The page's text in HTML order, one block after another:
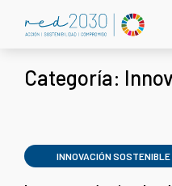
Categoría:
INNOVACIÓN SOSTENIBLE